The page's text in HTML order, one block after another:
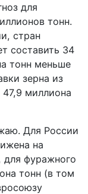
для
тонн.
стран
составить 34
тонн меньше
зерна из
миллиона
Для России
на
для фуражного
тонн (в том